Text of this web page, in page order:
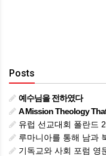
Posts
예수님을 전하였다
A Mission Theology That
유럽 선교대회 폴란드
루마니아를 통해 남과
기독교와 사회 포럼 영